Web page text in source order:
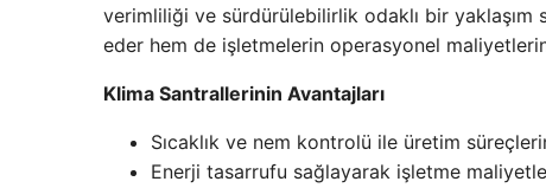
verimliliği ve sürdürülebilirlik odaklı bir
eder hem de işletmelerin operasyonel
Klima Santrallerinin Avantajları
Sıcaklık ve nem kontrolü ile üretim
Enerji tasarrufu sağlayarak işletme